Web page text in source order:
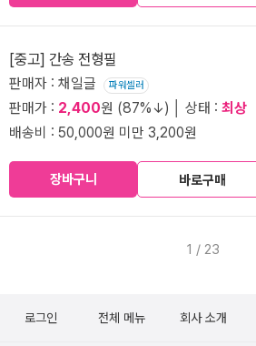
[중고] 간송 전형필
판매자 : 채일글 파워셀러
판매가 : 2,400원 (87%↓) │ 상태 : 최상
배송비 : 50,000원 미만 3,200원
장바구니 바로구매
1 / 23
로그인 전체 메뉴 회사 소개